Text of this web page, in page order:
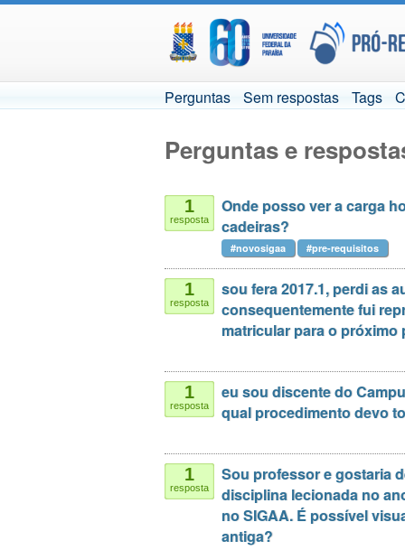
Perguntas Sem respostas Tags
Perguntas e
1
resposta
Onde posso ver a carga
cadeiras?
#novosigaa #pre-requisitos
1
resposta
sou fera 2017.1, perdi as
consequentemente fui
matricular para o
1
resposta
eu sou discente do
qual procedimento devo
1
resposta
Sou professor e gostaria
disciplina lecionada no
no SIGAA. É possível
antiga?